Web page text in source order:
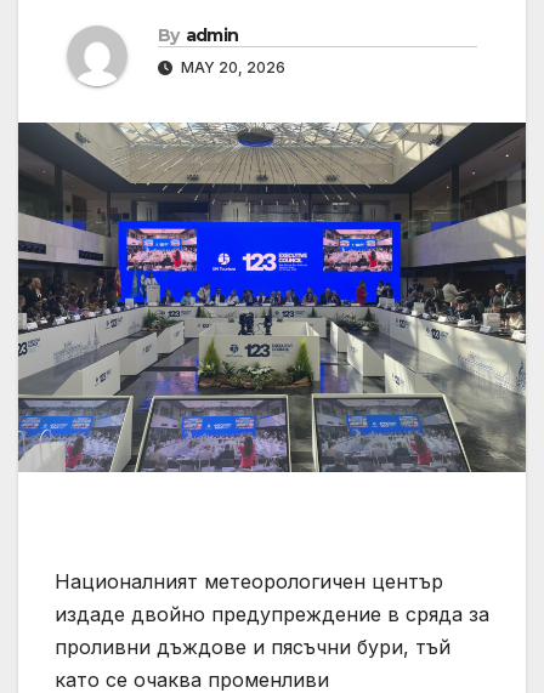
By admin
MAY 20, 2026
Националният метеорологичен център
издаде двойно предупреждение в сряда за
проливни дъждове и пясъчни бури, тъй
като се очаква променливи